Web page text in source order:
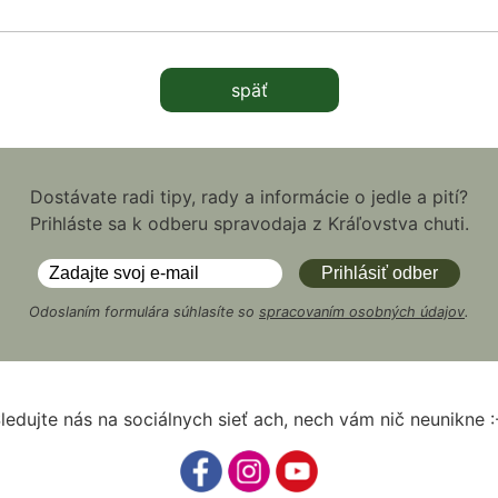
späť
Dostávate radi tipy, rady a informácie o jedle a pití?
Prihláste sa k odberu spravodaja z Kráľovstva chuti.
Odoslaním formulára súhlasíte so spracovaním osobných údajov.
nás na sociálnych sieť ach, nech vám nič neunikne